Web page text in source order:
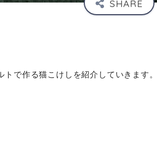
で作る猫こけしを紹介していきます。